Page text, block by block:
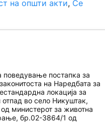
на општи акти, Се
поведување постапка за
на Наредбата за
локација за
во село Никуштак,
министерот за животна
бр.02-3864/1 од